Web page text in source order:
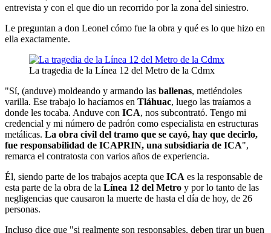
entrevista y con el que dio un recorrido por la zona del siniestro.
Le preguntan a don Leonel cómo fue la obra y qué es lo que hizo en
ella exactamente.
La tragedia de la Línea 12 del Metro de la Cdmx
"Sí, (anduve) moldeando y armando las ballenas, metiéndoles
varilla. Ese trabajo lo hacíamos en Tláhuac, luego las traíamos a
donde les tocaba. Anduve con ICA, nos subcontrató. Tengo mi
credencial y mi número de padrón como especialista en estructuras
metálicas. La obra civil del tramo que se cayó, hay que decirlo,
fue responsabilidad de ICAPRIN, una subsidiaria de ICA",
remarca el contratosta con varios años de experiencia.
Él, siendo parte de los trabajos acepta que ICA es la responsable de
esta parte de la obra de la Línea 12 del Metro y por lo tanto de las
negligencias que causaron la muerte de hasta el día de hoy, de 26
personas.
Incluso dice que "si realmente son responsables, deben tirar un buen